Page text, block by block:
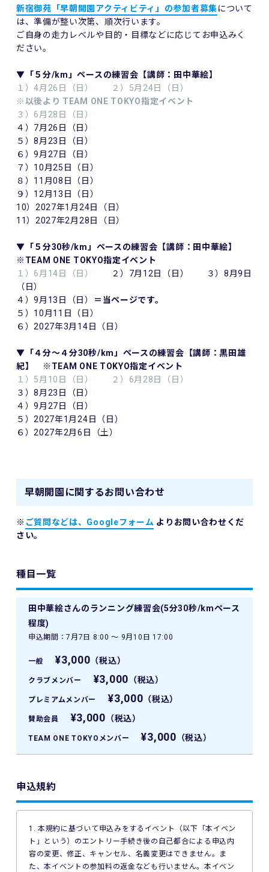
新宿御苑「早朝開園アクティビティ」の参加者募集について
は、準備が整い次第、順次行います。
ご自身の走力レベルや目的・目標などに応じてお申込みく
ださい。
▼「５分/km」ペースの練習会【講師：田中華絵】
１）4月26日（日） ２）5月24日（日）
※以後より TEAM ONE TOKYO指定イベント
３）6月28日（日）
４）7月26日（日）
５）8月23日（日）
６）9月27日（日）
７）10月25日（日）
８）11月08日（日）
９）12月13日（日）
10）2027年1月24日（日）
11）2027年2月28日（日）
▼「５分30秒/km」ペースの練習会【講師：田中華絵】
※TEAM ONE TOKYO指定イベント
１）6月14日（日）
２）7月12日（日） ３）8月9日
（日）
４）9月13日（日）
＝当ページです。
５）10月11日（日）
６）2027年3月14日（日）
▼「４分～４分30秒/km」ペースの練習会【講師：黒田雄
紀】 ※TEAM ONE TOKYO指定イベント
１）5月10日（日）
２）6月28日（日）
３）8月23日（日）
４）9月27日（日）
５）2027年1月24日（日）
６）2027年2月6日（土）
早朝開園に関するお問い合わせ
※ ご質問などは、Googleフォーム よりお問い合わせくだ
さい。
種目一覧
田中華絵さんのランニング練習会(5分30秒/kmペース
程度)
申込期間：7月7日 8:00 〜 9月10日 17:00
一般 ¥3,000 （税込）
クラブメンバー ¥3,000 （税込）
プレミアムメンバー ¥3,000 （税込）
賛助会員 ¥3,000 （税込）
TEAM ONE TOKYOメンバー ¥3,000 （税込）
申込規約
1. 本規約に基づいて申込みをするイベント（以下「本イベン
ト」という）のエントリー手続き後の自己都合による申込内
容の変更、修正、キャンセル、名義変更はできません。ま
た、本イベントの参加料の返金なども行いません。本イベン